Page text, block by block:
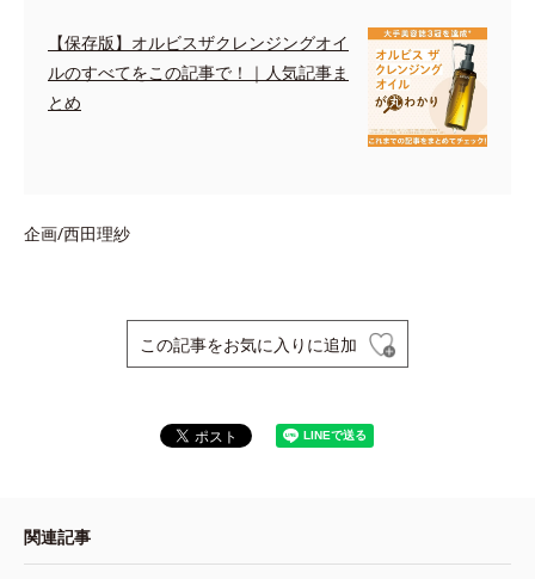
【保存版】オルビスザクレンジングオイ
ルのすべてをこの記事で！｜人気記事ま
とめ
企画/西田理紗
この記事をお気に入りに追加
関連記事